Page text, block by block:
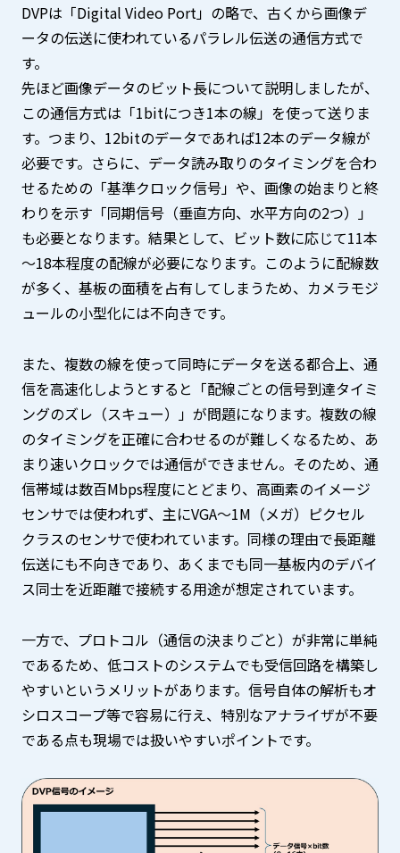
DVPは「Digital Video Port」の略で、古くから画像デ
ータの伝送に使われているパラレル伝送の通信方式で
す。
先ほど画像データのビット長について説明しましたが、
この通信方式は「1bitにつき1本の線」を使って送りま
す。つまり、12bitのデータであれば12本のデータ線が
必要です。さらに、データ読み取りのタイミングを合わ
せるための「基準クロック信号」や、画像の始まりと終
わりを示す「同期信号（垂直方向、水平方向の2つ）」
も必要となります。結果として、ビット数に応じて11本
～18本程度の配線が必要になります。このように配線数
が多く、基板の面積を占有してしまうため、カメラモジ
ュールの小型化には不向きです。
また、複数の線を使って同時にデータを送る都合上、通
信を高速化しようとすると「配線ごとの信号到達タイミ
ングのズレ（スキュー）」が問題になります。複数の線
のタイミングを正確に合わせるのが難しくなるため、あ
まり速いクロックでは通信ができません。そのため、通
信帯域は数百Mbps程度にとどまり、高画素のイメージ
センサでは使われず、主にVGA～1M（メガ）ピクセル
クラスのセンサで使われています。同様の理由で長距離
伝送にも不向きであり、あくまでも同一基板内のデバイ
ス同士を近距離で接続する用途が想定されています。
一方で、プロトコル（通信の決まりごと）が非常に単純
であるため、低コストのシステムでも受信回路を構築し
やすいというメリットがあります。信号自体の解析もオ
シロスコープ等で容易に行え、特別なアナライザが不要
である点も現場では扱いやすいポイントです。